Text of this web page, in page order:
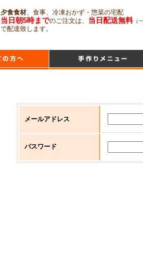
夕食食材、食事、冷凍おかず・惣菜の宅配
当日朝5時までのご注文は、 当日配送無料（
で配達致します。
メールアドレス
パスワード